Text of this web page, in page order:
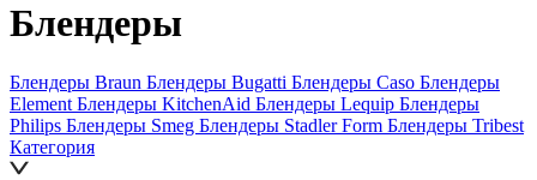
Блендеры
Блендеры Braun Блендеры Bugatti Блендеры Caso Блендеры
Element Блендеры KitchenAid Блендеры Lequip Блендеры
Philips Блендеры Smeg Блендеры Stadler Form Блендеры Tribest
Категория